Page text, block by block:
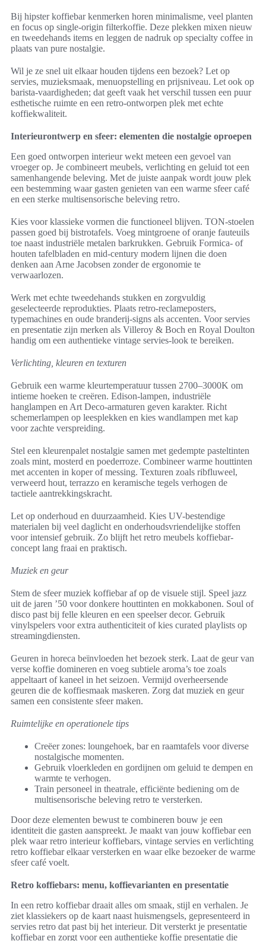
Bij hipster koffiebar kenmerken horen minimalisme, veel planten
en focus op single-origin filterkoffie. Deze plekken mixen nieuw
en tweedehands items en leggen de nadruk op specialty coffee in
plaats van pure nostalgie.
Wil je ze snel uit elkaar houden tijdens een bezoek? Let op
servies, muzieksmaak, menuopstelling en prijsniveau. Let ook op
barista-vaardigheden; dat geeft vaak het verschil tussen een puur
esthetische ruimte en een retro-ontworpen plek met echte
koffiekwaliteit.
Interieurontwerp en sfeer: elementen die nostalgie oproepen
Een goed ontworpen interieur wekt meteen een gevoel van
vroeger op. Je combineert meubels, verlichting en geluid tot een
samenhangende beleving. Met de juiste aanpak wordt jouw plek
een bestemming waar gasten genieten van een warme sfeer café
en een sterke multisensorische beleving retro.
Kies voor klassieke vormen die functioneel blijven. TON-stoelen
passen goed bij bistrotafels. Voeg mintgroene of oranje fauteuils
toe naast industriële metalen barkrukken. Gebruik Formica- of
houten tafelbladen en mid-century modern lijnen die doen
denken aan Arne Jacobsen zonder de ergonomie te
verwaarlozen.
Werk met echte tweedehands stukken en zorgvuldig
geselecteerde reprodukties. Plaats retro-reclameposters,
typemachines en oude branderij-signs als accenten. Voor servies
en presentatie zijn merken als Villeroy & Boch en Royal Doulton
handig om een authentieke vintage servies-look te bereiken.
Verlichting, kleuren en texturen
Gebruik een warme kleurtemperatuur tussen 2700–3000K om
intieme hoeken te creëren. Edison-lampen, industriële
hanglampen en Art Deco-armaturen geven karakter. Richt
schemerlampen op leesplekken en kies wandlampen met kap
voor zachte verspreiding.
Stel een kleurenpalet nostalgie samen met gedempte pasteltinten
zoals mint, mosterd en poederroze. Combineer warme houttinten
met accenten in koper of messing. Texturen zoals ribfluweel,
verweerd hout, terrazzo en keramische tegels verhogen de
tactiele aantrekkingskracht.
Let op onderhoud en duurzaamheid. Kies UV-bestendige
materialen bij veel daglicht en onderhoudsvriendelijke stoffen
voor intensief gebruik. Zo blijft het retro meubels koffiebar-
concept lang fraai en praktisch.
Muziek en geur
Stem de sfeer muziek koffiebar af op de visuele stijl. Speel jazz
uit de jaren ’50 voor donkere houttinten en mokkabonen. Soul of
disco past bij felle kleuren en een speelser decor. Gebruik
vinylspelers voor extra authenticiteit of kies curated playlists op
streamingdiensten.
Geuren in horeca beïnvloeden het bezoek sterk. Laat de geur van
verse koffie domineren en voeg subtiele aroma’s toe zoals
appeltaart of kaneel in het seizoen. Vermijd overheersende
geuren die de koffiesmaak maskeren. Zorg dat muziek en geur
samen een consistente sfeer maken.
Ruimtelijke en operationele tips
Creëer zones: loungehoek, bar en raamtafels voor diverse
nostalgische momenten.
Gebruik vloerkleden en gordijnen om geluid te dempen en
warmte te verhogen.
Train personeel in theatrale, efficiënte bediening om de
multisensorische beleving retro te versterken.
Door deze elementen bewust te combineren bouw je een
identiteit die gasten aanspreekt. Je maakt van jouw koffiebar een
plek waar retro interieur koffiebars, vintage servies en verlichting
retro koffiebar elkaar versterken en waar elke bezoeker de warme
sfeer café voelt.
Retro koffiebars: menu, koffievarianten en presentatie
In een retro koffiebar draait alles om smaak, stijl en verhalen. Je
ziet klassiekers op de kaart naast huismengsels, gepresenteerd in
servies retro dat past bij het interieur. Dit versterkt je presentatie
koffiebar en zorgt voor een authentieke koffie presentatie die